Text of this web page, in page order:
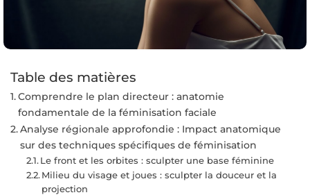
Table des matières
Comprendre le plan directeur : anatomie
fondamentale de la féminisation faciale
Analyse régionale approfondie : Impact anatomique
sur des techniques spécifiques de féminisation
Le front et les orbites : sculpter une base féminine
Milieu du visage et joues : sculpter la douceur et la
projection